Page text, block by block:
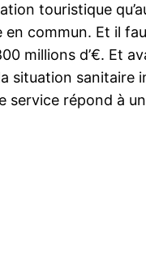
touristique
commun. Et il
millions d’€. Et
situation
répond à